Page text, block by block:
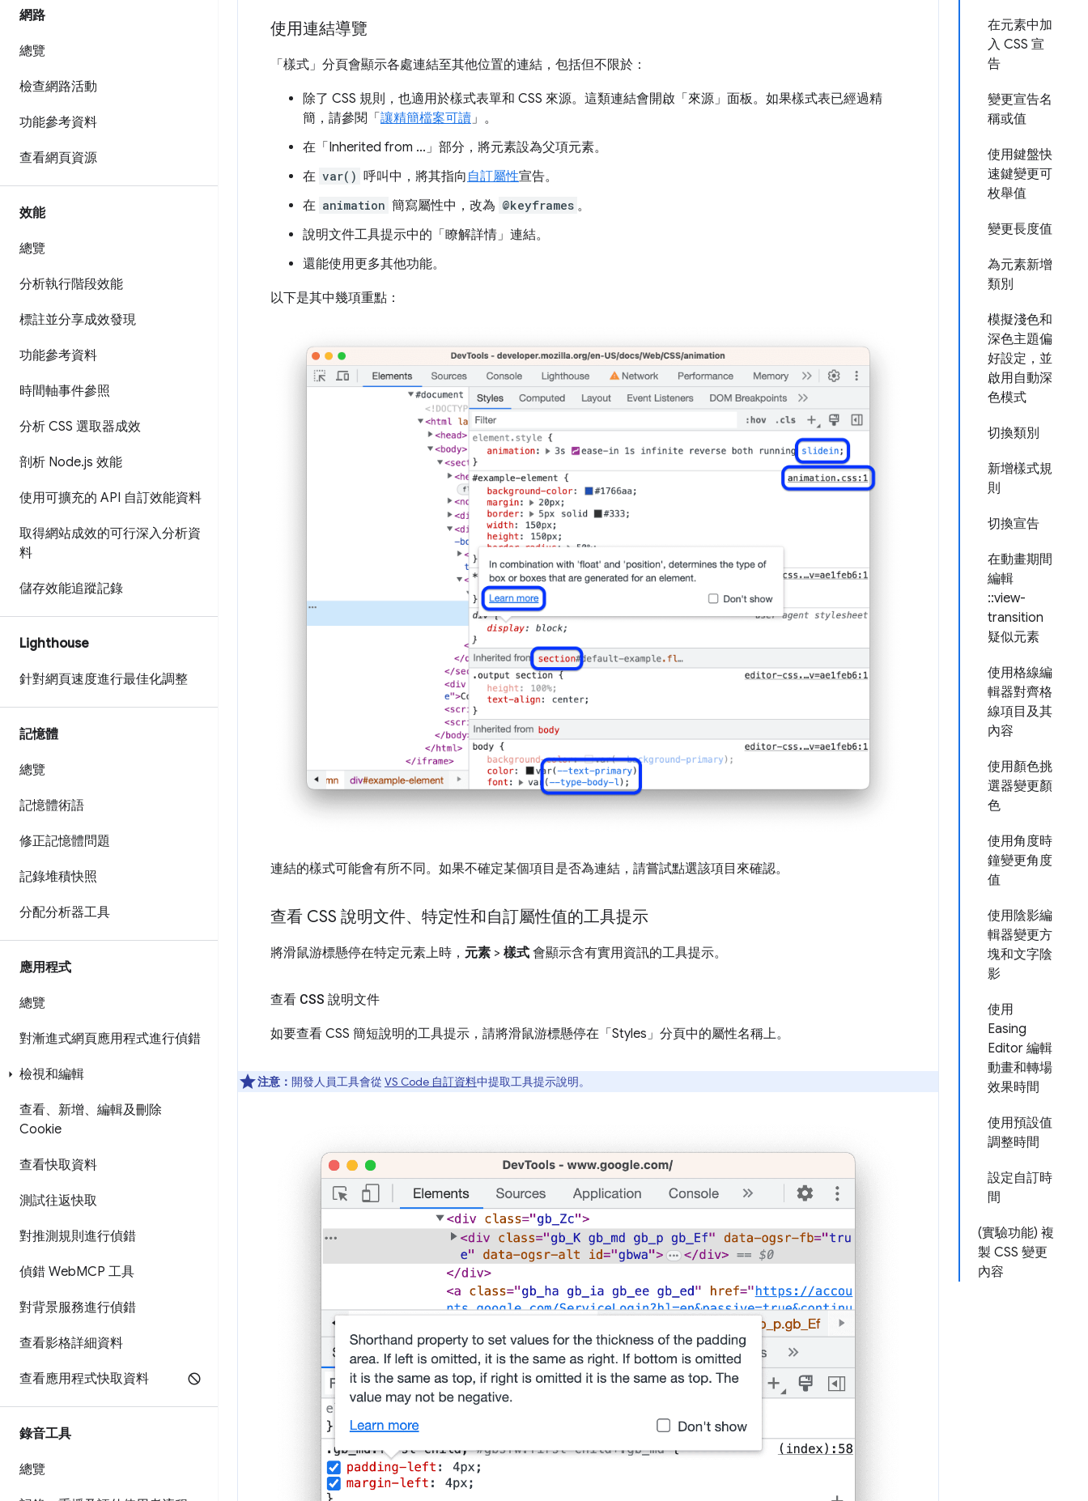
網路
總覽
檢查網路活動
功能參考資料
查看網頁資源
效能
總覽
分析執行階段效能
標註並分享成效發現
功能參考資料
時間軸事件參照
分析 CSS 選取器成效
剖析 Node.js 效能
使用可擴充的 API 自訂效能資料
取得網站成效的可行深入分析資
料
儲存效能追蹤記錄
Lighthouse
針對網頁速度進行最佳化調整
記憶體
總覽
記憶體術語
修正記憶體問題
記錄堆積快照
分配分析器工具
應用程式
總覽
對漸進式網頁應用程式進行偵錯
檢視和編輯
查看、新增、編輯及刪除
Cookie
查看快取資料
測試往返快取
對推測規則進行偵錯
偵錯 WebMCP 工具
對背景服務進行偵錯
查看影格詳細資料
查看應用程式快取資料
錄音工具
總覽
在元素中加
入 CSS 宣
告
變更宣告名
稱或值
使用鍵盤快
速鍵變更可
枚舉值
變更長度值
為元素新增
類別
模擬淺色和
深色主題偏
好設定，並
啟用自動深
色模式
切換類別
新增樣式規
則
切換宣告
在動畫期間
編輯
::view-
transition
疑似元素
使用格線編
輯器對齊格
線項目及其
內容
使用顏色挑
選器變更顏
色
使用角度時
鐘變更角度
值
使用陰影編
輯器變更方
塊和文字陰
影
使用
Easing
Editor 編輯
動畫和轉場
效果時間
使用預設值
調整時間
設定自訂時
間
(實驗功能) 複
製 CSS 變更
內容
使用連結導覽
「樣式」 分頁會顯示各處連結至其他位置的連結，包括但不限於：
除了 CSS 規則，也適用於樣式表單和 CSS 來源。這類連結會開啟「來源」 面板。如果樣式表已經過精
簡，請參閱「 讓精簡檔案可讀」。
在「Inherited from ...」 部分，將元素設為父項元素。
在 var() 呼叫中，將其指向 自訂屬性宣告。
在 animation 簡寫屬性中，改為 @keyframes 。
說明文件工具提示中的「瞭解詳情」 連結。
還能使用更多其他功能。
以下是其中幾項重點：
連結的樣式可能會有所不同。如果不確定某個項目是否為連結，請嘗試點選該項目來確認。
查看 CSS 說明文件、特定性和自訂屬性值的工具提示
將滑鼠游標懸停在特定元素上時， 元素 > 樣式 會顯示含有實用資訊的工具提示。
查看 CSS 說明文件
如要查看 CSS 簡短說明的工具提示，請將滑鼠游標懸停在「Styles」 分頁中的屬性名稱上。
注意： 開發人員工具會從 VS Code 自訂資料中提取工具提示說明。